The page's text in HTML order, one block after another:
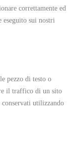
correttamente ed
eseguito sui nostri
pezzo di testo o
il traffico di un sito
utilizzando